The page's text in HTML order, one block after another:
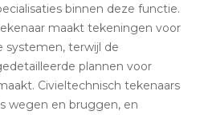
binnen deze functie.
maakt tekeningen voor
systemen, terwijl de
plannen voor
Civieltechnisch tekenaars
wegen en bruggen, en